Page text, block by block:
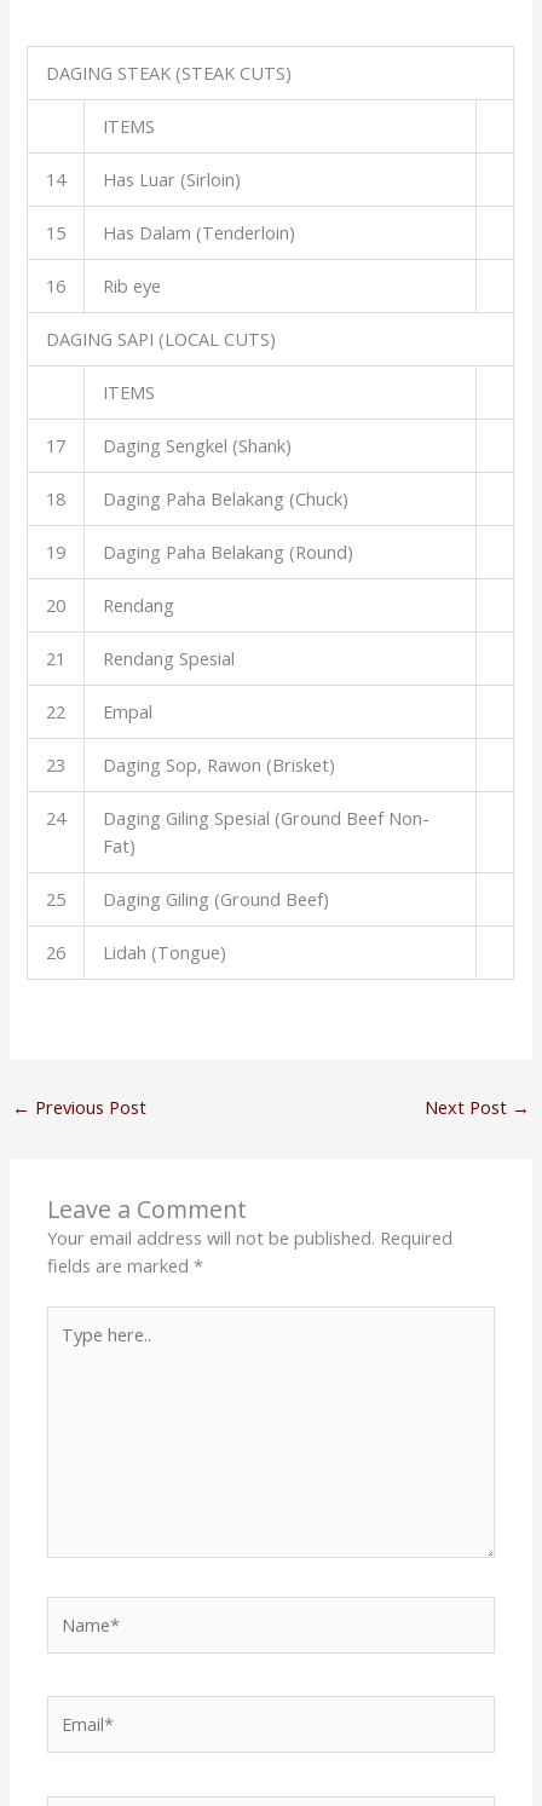
DAGING STEAK (STEAK CUTS)
ITEMS
14 Has Luar (Sirloin)
15 Has Dalam (Tenderloin)
16 Rib eye
DAGING SAPI (LOCAL CUTS)
ITEMS
17 Daging Sengkel (Shank)
18 Daging Paha Belakang (Chuck)
19 Daging Paha Belakang (Round)
20 Rendang
21 Rendang Spesial
22 Empal
23 Daging Sop, Rawon (Brisket)
24
Daging Giling Spesial (Ground Beef Non-
Fat)
25 Daging Giling (Ground Beef)
26 Lidah (Tongue)
← Previous Post Next Post →
Leave a Comment
Your email address will not be published. Required
fields are marked*
here..